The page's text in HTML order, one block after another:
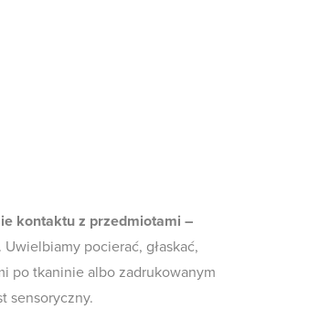
kontaktu z przedmiotami –
. Uwielbiamy pocierać, głaskać,
po tkaninie albo zadrukowanym
sensoryczny.